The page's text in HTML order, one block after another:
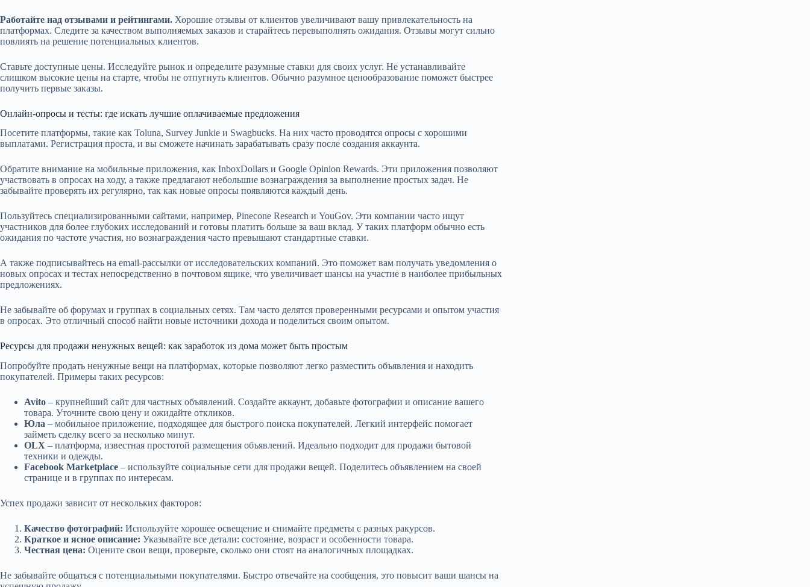
Работайте над отзывами и рейтингами. Хорошие отзывы от клиентов увеличивают вашу привлекательность на
платформах. Следите за качеством выполняемых заказов и старайтесь перевыполнять ожидания. Отзывы могут сильно
повлиять на решение потенциальных клиентов.
Ставьте доступные цены. Исследуйте рынок и определите разумные ставки для своих услуг. Не устанавливайте
слишком высокие цены на старте, чтобы не отпугнуть клиентов. Обычно разумное ценообразование поможет быстрее
получить первые заказы.
Онлайн-опросы и тесты: где искать лучшие оплачиваемые предложения
Посетите платформы, такие как Toluna, Survey Junkie и Swagbucks. На них часто проводятся опросы с хорошими
выплатами. Регистрация проста, и вы сможете начинать зарабатывать сразу после создания аккаунта.
Обратите внимание на мобильные приложения, как InboxDollars и Google Opinion Rewards. Эти приложения позволяют
участвовать в опросах на ходу, а также предлагают небольшие вознаграждения за выполнение простых задач. Не
забывайте проверять их регулярно, так как новые опросы появляются каждый день.
Пользуйтесь специализированными сайтами, например, Pinecone Research и YouGov. Эти компании часто ищут
участников для более глубоких исследований и готовы платить больше за ваш вклад. У таких платформ обычно есть
ожидания по частоте участия, но вознаграждения часто превышают стандартные ставки.
А также подписывайтесь на email-рассылки от исследовательских компаний. Это поможет вам получать уведомления о
новых опросах и тестах непосредственно в почтовом ящике, что увеличивает шансы на участие в наиболее прибыльных
предложениях.
Не забывайте об форумах и группах в социальных сетях. Там часто делятся проверенными ресурсами и опытом участия
в опросах. Это отличный способ найти новые источники дохода и поделиться своим опытом.
Ресурсы для продажи ненужных вещей: как заработок из дома может быть простым
Попробуйте продать ненужные вещи на платформах, которые позволяют легко разместить объявления и находить
покупателей. Примеры таких ресурсов:
Avito – крупнейший сайт для частных объявлений. Создайте аккаунт, добавьте фотографии и описание вашего
товара. Уточните свою цену и ожидайте откликов.
Юла – мобильное приложение, подходящее для быстрого поиска покупателей. Легкий интерфейс помогает
займеть сделку всего за несколько минут.
OLX – платформа, известная простотой размещения объявлений. Идеально подходит для продажи бытовой
техники и одежды.
Facebook Marketplace – используйте социальные сети для продажи вещей. Поделитесь объявлением на своей
странице и в группах по интересам.
Успех продажи зависит от нескольких факторов:
Качество фотографий: Используйте хорошее освещение и снимайте предметы с разных ракурсов.
Краткое и ясное описание: Указывайте все детали: состояние, возраст и особенности товара.
Честная цена: Оцените свои вещи, проверьте, сколько они стоят на аналогичных площадках.
Не забывайте общаться с потенциальными покупателями. Быстро отвечайте на сообщения, это повысит ваши шансы на